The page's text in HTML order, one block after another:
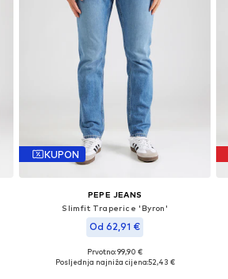
KUPON
PEPE JEANS
Slimfit Traperice 'Byron'
Od 62,91 €
Dostupne veličine: 31 x 32, 31 x 34, 32 x 32
Prvotno: 99,90 €
Posljednja najniža cijena:52,43 €